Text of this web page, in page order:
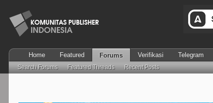
Home Featured Forums
Search Forums Featured Threads Recent Posts
Verifikasi Telegram